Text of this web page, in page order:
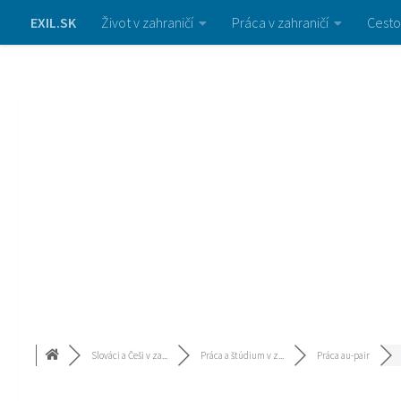
EXIL.SK Život v zahraničí Práca v zahraničí
Slováci a Češi v za... Práca a štúdium v z... Práca au-pair